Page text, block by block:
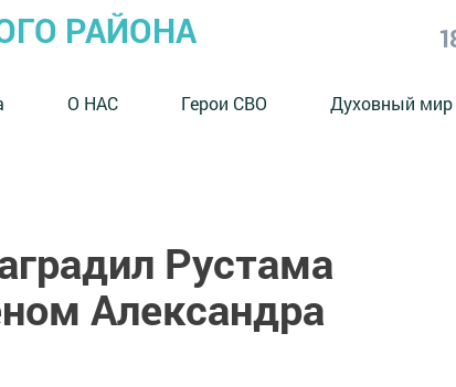
РАЙОНА
О НАС Герои СВО Духовный мир
Рустама
Александра